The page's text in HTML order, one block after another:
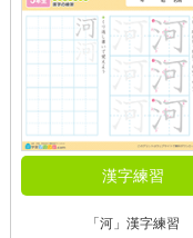
漢字練習
「河」漢字練習